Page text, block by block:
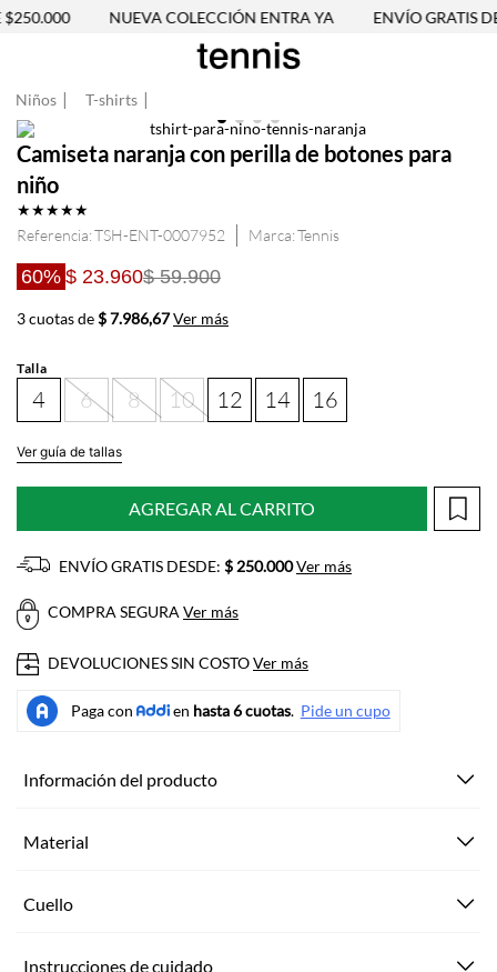
NUEVA COLECCIÓN ENTRA YA ENVÍO GRATIS
Niños T-shirts
Camiseta naranja con perilla de botones para
niño
★★★★★
Referencia:TSH-ENT-0007952 Tennis
60% $ 23.960$ 59.900
3 cuotas de$ 7.986,67Ver más
Talla
4 6 8 10 12 14 16
Ver guía de tallas
AGREGAR AL CARRITO
ENVÍO GRATIS DESDE: $ 250.000Ver más
COMPRA SEGURAVer más
DEVOLUCIONES SIN COSTOVer más
Información del producto
Material
Cuello
Instrucciones de cuidado